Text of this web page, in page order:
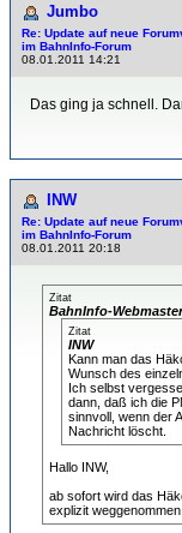
Jumbo
Re: Update auf neue
im BahnInfo-Forum
08.01.2011 14:21
Das ging ja schnell.
INW
Re: Update auf neue
im BahnInfo-Forum
08.01.2011 20:18
Zitat
BahnInfo-Webmaster
Zitat
INW
Kann man das
Wunsch des
Ich selbst
dann, daß ich die
sinnvoll, wenn der
Nachricht löscht.
Hallo INW,
ab sofort wird das
explizit weggenommen